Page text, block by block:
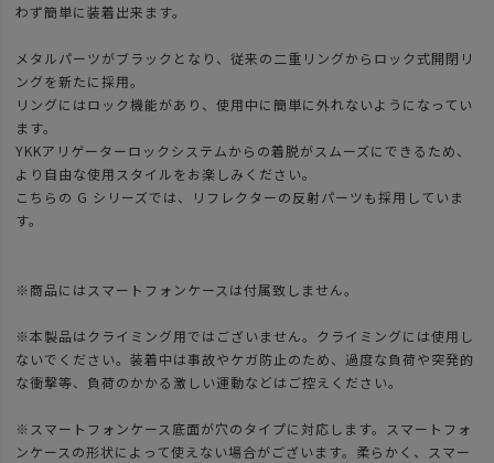
わず簡単に装着出来ます。
メタルパーツがブラックとなり、従来の二重リングからロック式開閉リ
ングを新たに採用。
リングにはロック機能があり、使用中に簡単に外れないようになってい
ます。
YKKアリゲーターロックシステムからの着脱がスムーズにできるため、
より自由な使用スタイルをお楽しみください。
こちらの G シリーズでは、リフレクターの反射パーツも採用していま
す。
※商品にはスマートフォンケースは付属致しません。
※本製品はクライミング用ではございません。クライミングには使用し
ないでください。装着中は事故やケガ防止のため、過度な負荷や突発的
な衝撃等、負荷のかかる激しい運動などはご控えください。
※スマートフォンケース底面が穴のタイプに対応します。スマートフォ
ンケースの形状によって使えない場合がございます。柔らかく、スマー